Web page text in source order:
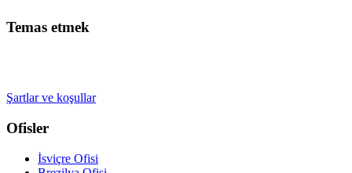
Temas etmek
Şartlar ve koşullar
Ofisler
İsviçre Ofisi